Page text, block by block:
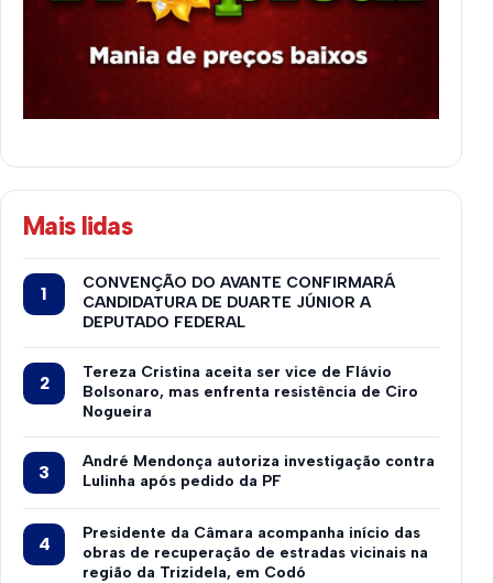
Mais lidas
CONVENÇÃO DO AVANTE CONFIRMARÁ
CANDIDATURA DE DUARTE JÚNIOR A
DEPUTADO FEDERAL
Tereza Cristina aceita ser vice de Flávio
Bolsonaro, mas enfrenta resistência de Ciro
Nogueira
André Mendonça autoriza investigação contra
Lulinha após pedido da PF
Presidente da Câmara acompanha início das
obras de recuperação de estradas vicinais na
região da Trizidela, em Codó